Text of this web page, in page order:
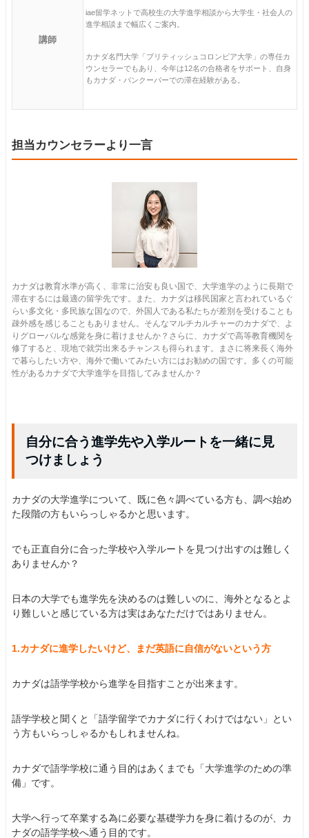
講師
iae留学ネットで高校生の大学進学相談から大学生・社会人の
進学相談まで幅広くご案内。
カナダ名門大学「ブリティッシュコロンビア大学」の専任カ
ウンセラーでもあり、今年は12名の合格者をサポート、自身
もカナダ・バンクーバーでの滞在経験がある。
担当カウンセラーより一言
カナダは教育水準が高く、非常に治安も良い国で、大学進学のように長期で
滞在するには最適の留学先です。また、カナダは移民国家と言われているぐ
らい多文化・多民族な国なので、外国人である私たちが差別を受けることも
疎外感を感じることもありません。そんなマルチカルチャーのカナダで、よ
りグローバルな感覚を身に着けませんか？さらに、カナダで高等教育機関を
修了すると、現地で就労出来るチャンスも得られます。まさに将来長く海外
で暮らしたい方や、海外で働いてみたい方にはお勧めの国です。多くの可能
性があるカナダで大学進学を目指してみませんか？
自分に合う進学先や入学ルートを一緒に見
つけましょう
カナダの大学進学について、既に色々調べている方も、調べ始め
た段階の方もいらっしゃるかと思います。
でも正直自分に合った学校や入学ルートを見つけ出すのは難しく
ありませんか？
日本の大学でも進学先を決めるのは難しいのに、海外となるとよ
り難しいと感じている方は実はあなただけではありません。
1.カナダに進学したいけど、まだ英語に自信がないという方
カナダは語学学校から進学を目指すことが出来ます。
語学学校と聞くと「語学留学でカナダに行くわけではない」とい
う方もいらっしゃるかもしれませんね。
カナダで語学学校に通う目的はあくまでも「大学進学のための準
備」です。
大学へ行って卒業する為に必要な基礎学力を身に着けるのが、カ
ナダの語学学校へ通う目的です。